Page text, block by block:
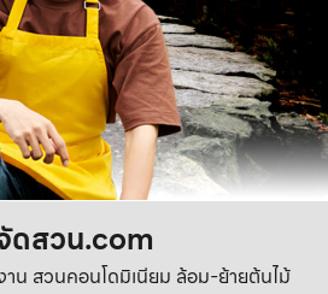
ดสวน.com
น สวนคอนโดมิเนียม ล้อม-ย้ายต้นไม้